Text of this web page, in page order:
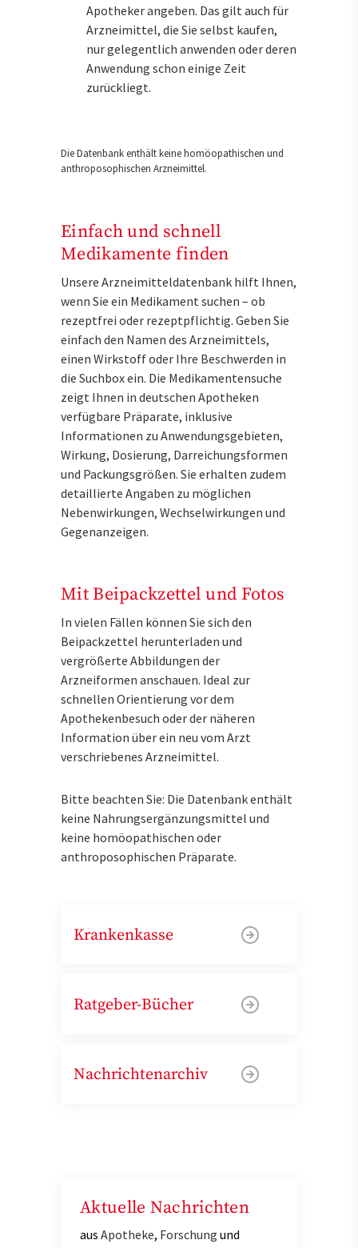
Apotheker angeben. Das gilt auch für
Arzneimittel, die Sie selbst kaufen,
nur gelegentlich anwenden oder deren
Anwendung schon einige Zeit
zurückliegt.
Die Datenbank enthält keine homöopathischen und
anthroposophischen Arzneimittel.
Einfach und schnell
Medikamente finden
Unsere Arzneimitteldatenbank hilft Ihnen,
wenn Sie ein Medikament suchen – ob
rezeptfrei oder rezeptpflichtig. Geben Sie
einfach den Namen des Arzneimittels,
einen Wirkstoff oder Ihre Beschwerden in
die Suchbox ein. Die Medikamentensuche
zeigt Ihnen in deutschen Apotheken
verfügbare Präparate, inklusive
Informationen zu Anwendungsgebieten,
Wirkung, Dosierung, Darreichungsformen
und Packungsgrößen. Sie erhalten zudem
detaillierte Angaben zu möglichen
Nebenwirkungen, Wechselwirkungen und
Gegenanzeigen.
Mit Beipackzettel und Fotos
In vielen Fällen können Sie sich den
Beipackzettel herunterladen und
vergrößerte Abbildungen der
Arzneiformen anschauen. Ideal zur
schnellen Orientierung vor dem
Apothekenbesuch oder der näheren
Information über ein neu vom Arzt
verschriebenes Arzneimittel.
Bitte beachten Sie: Die Datenbank enthält
keine Nahrungsergänzungsmittel und
keine homöopathischen oder
anthroposophischen Präparate.
Krankenkasse
Ratgeber-Bücher
Nachrichtenarchiv
Aktuelle Nachrichten
aus Apotheke, Forschung und